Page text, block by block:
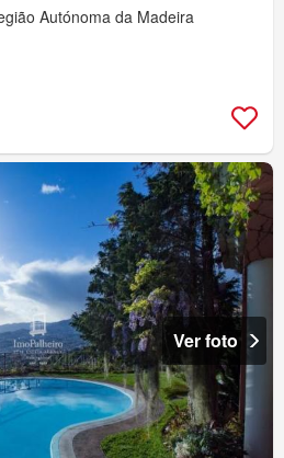
Autónoma da Madeira
Ver foto